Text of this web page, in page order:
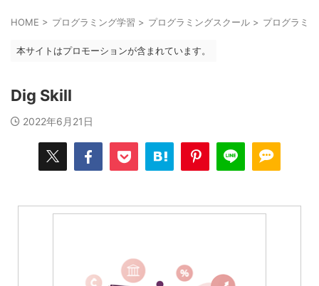
HOME > プログラミング学習 > プログラミングスクール > プログラミ
本サイトはプロモーションが含まれています。
Dig Skill
2022年6月21日